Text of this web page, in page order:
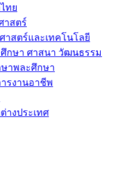
ทย
าสตร์
าสตร์และเทคโนโลยี
ศึกษา ศาสนา วัฒนธรรม
ษาพละศึกษา
รงานอาชีพ
างประเทศ